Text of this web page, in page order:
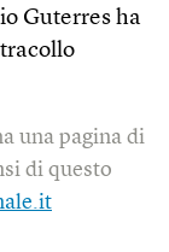
Guterres ha
una pagina di
di questo